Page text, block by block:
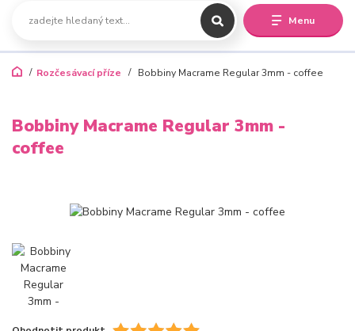
Menu
Rozčesávací příze Bobbiny Macrame Regular 3mm - coffee
Bobbiny Macrame Regular 3mm -
coffee